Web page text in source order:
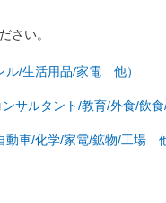
さい。
ル/生活用品/家電 他）
サルタント/教育/外食/飲
動車/化学/家電/鉱物/工場